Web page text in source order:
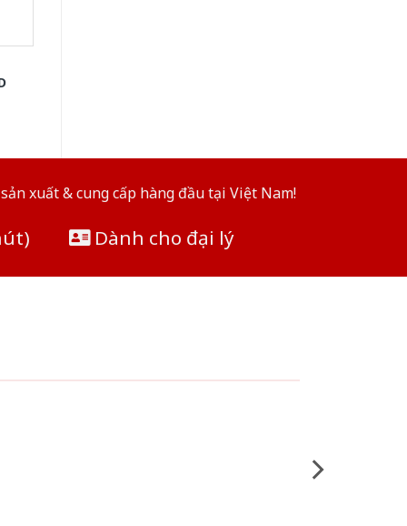
xuất & cung cấp hàng đầu tại Việt Nam!
Dành cho đại lý